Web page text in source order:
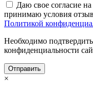
Даю свое согласие
принимаю условия
Политикой
Необходимо
конфиденциальности
Отправить
×